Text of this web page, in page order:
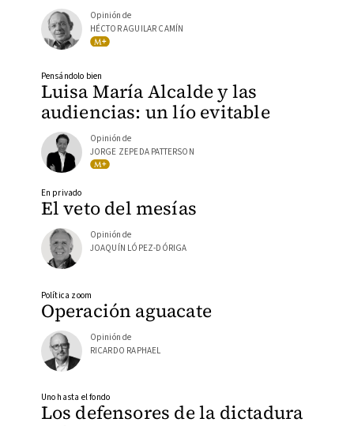
Opinión de
HÉCTOR AGUILAR CAMÍN
Luisa María Alcalde y las
audiencias: un lío evitable
Pensándolo bien
Opinión de
JORGE ZEPEDA PATTERSON
El veto del mesías
En privado
Opinión de
JOAQUÍN LÓPEZ-DÓRIGA
Operación aguacate
Política zoom
Opinión de
RICARDO RAPHAEL
Los defensores de la dictadura
Uno hasta el fondo